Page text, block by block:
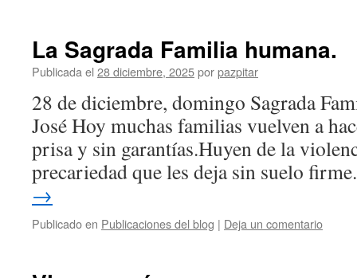
La Sagrada Familia humana.
Publicada el 28 diciembre, 2025porpazpitar
28 de diciembre, domingo Sagrada
José Hoy muchas familias vuelven a
prisa y sin garantías.Huyen de la
precariedad que les deja sin suelo
→
Publicado en Publicaciones del blog | Deja un comentario